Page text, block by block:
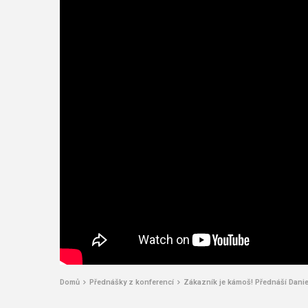
Domů Přednášky z konferencí Zákazník je kámoš! Přednáší